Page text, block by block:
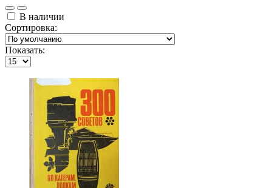
В наличии
Сортировка:
Показать: